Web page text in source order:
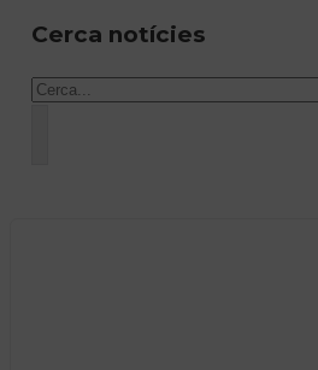
Cerca notícies
Cercar